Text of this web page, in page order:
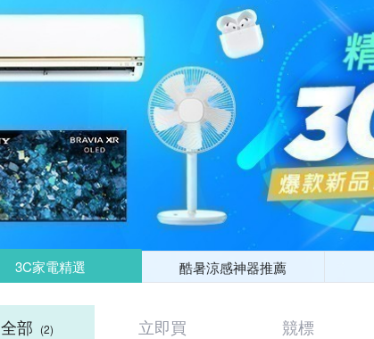
3C家電精選 酷暑涼感神器推薦
全部 (2) 立即買 競標